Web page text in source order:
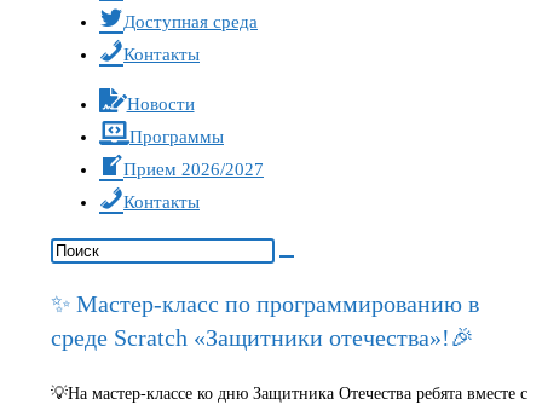
Доступная среда
Контакты
Новости
Программы
Прием 2026/2027
Контакты
✨ Мастер-класс по программированию в
среде Scratch «Защитники отечества»!🎉
💡На мастер-классе ко дню Защитника Отечества ребята вместе с